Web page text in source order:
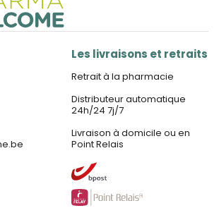
Les livraisons et retraits
Retrait à la pharmacie
Distributeur automatique
24h/24 7j/7
Livraison à domicile ou en
Point Relais